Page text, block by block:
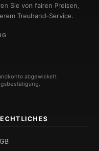
Sie von fairen Preisen,
Treuhand-Service.
abgewickelt.